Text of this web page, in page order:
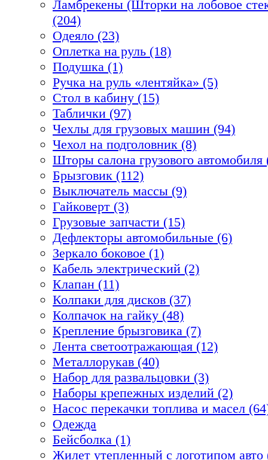
Ламбрекены (Шторки на лобовое
(204)
Одеяло (23)
Оплетка на руль (18)
Подушка (1)
Ручка на руль «лентяйка» (5)
Стол в кабину (15)
Таблички (97)
Чехлы для грузовых машин (94)
Чехол на подголовник (8)
Шторы салона грузового автомобиля
Брызговик (112)
Выключатель массы (9)
Гайковерт (3)
Грузовые запчасти (15)
Дефлекторы автомобильные (6)
Зеркало боковое (1)
Кабель электрический (2)
Клапан (11)
Колпаки для дисков (37)
Колпачок на гайку (48)
Крепление брызговика (7)
Лента светоотражающая (12)
Металлорукав (40)
Набор для развальцовки (3)
Наборы крепежных изделий (2)
Насос перекачки топлива и масел
Одежда
Бейсболка (1)
Жилет утепленный с логотипом авто